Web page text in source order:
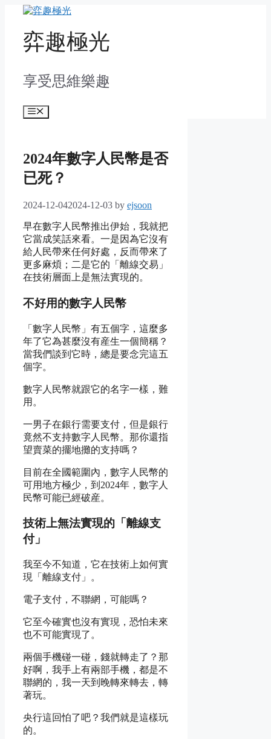
content弈趣極光
享受思維樂趣
Menu
2024年數字人民幣是否
已死？
2024-12-042024-12-03 by ejsoon
早在數字人民幣推出伊始，我就把
它當成笑話來看。一是因為它沒有
給人民帶來任何好處，反而帶來了
更多麻煩；二是它的「離線交易」
在技術層面上是無法實現的。
不好用的數字人民幣
「數字人民幣」有五個字，這麼多
年了它為甚麼沒有産生一個簡稱？
當我們談到它時，總是要念完這五
個字。
數字人民幣就跟它的名字一樣，難
用。
一男子在銀行需要支付，但是銀行
竟然不支持數字人民幣。那你還指
望賣菜的擺地攤的支持嗎？
目前在全國範圍內，數字人民幣的
可用地方極少，到2024年，數字人
民幣可能已經破産。
技術上無法實現的「離線支
付」
我至今不知道，它在技術上如何實
現「離線支付」。
電子支付，不聯網，可能嗎？
它至今確實也沒有實現，恐怕未來
也不可能實現了。
兩個手機碰一碰，錢就轉走了？那
好啊，我手上有兩部手機，都是不
聯網的，我一天到晚轉來轉去，轉
著玩。
央行這回怕了吧？我們就是這樣玩
的。